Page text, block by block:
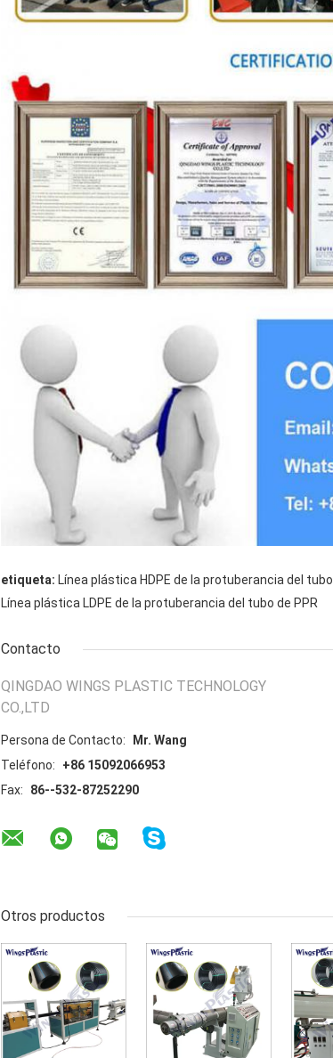
etiqueta: Línea plástica HDPE de la protuberancia del tubo
Línea plástica LDPE de la protuberancia del tubo de PPR
Contacto
QINGDAO WINGS PLASTIC TECHNOLOGY
CO.,LTD
Persona de Contacto:
Mr. Wang
Teléfono:
+86 15092066953
Fax:
86--532-87252290
Otros productos